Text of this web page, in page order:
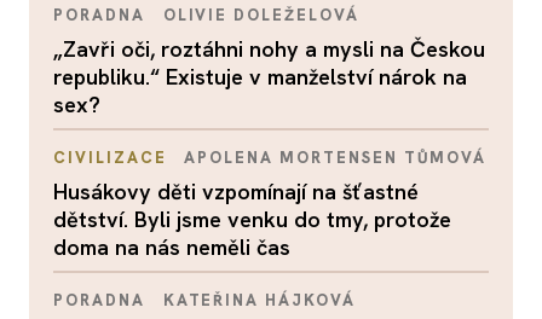
PORADNA OLIVIE DOLEŽELOVÁ
„Zavři oči, roztáhni nohy a mysli na Českou
republiku.“ Existuje v manželství nárok na
sex?
CIVILIZACE APOLENA MORTENSEN TŮMOVÁ
Husákovy děti vzpomínají na šťastné
dětství. Byli jsme venku do tmy, protože
doma na nás neměli čas
PORADNA KATEŘINA HÁJKOVÁ